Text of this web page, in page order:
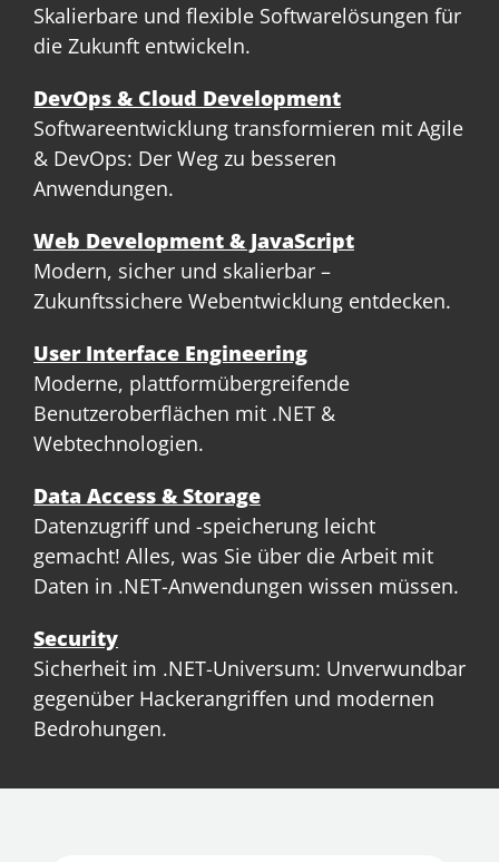
Skalierbare und flexible Softwarelösungen für
die Zukunft entwickeln.
DevOps & Cloud Development
Softwareentwicklung transformieren mit Agile
& DevOps: Der Weg zu besseren
Anwendungen.
Web Development & JavaScript
Modern, sicher und skalierbar –
Zukunftssichere Webentwicklung entdecken.
User Interface Engineering
Moderne, plattformübergreifende
Benutzeroberflächen mit .NET &
Webtechnologien.
Data Access & Storage
Datenzugriff und -speicherung leicht
gemacht! Alles, was Sie über die Arbeit mit
Daten in .NET-Anwendungen wissen müssen.
Security
Sicherheit im .NET-Universum: Unverwundbar
gegenüber Hackerangriffen und modernen
Bedrohungen.